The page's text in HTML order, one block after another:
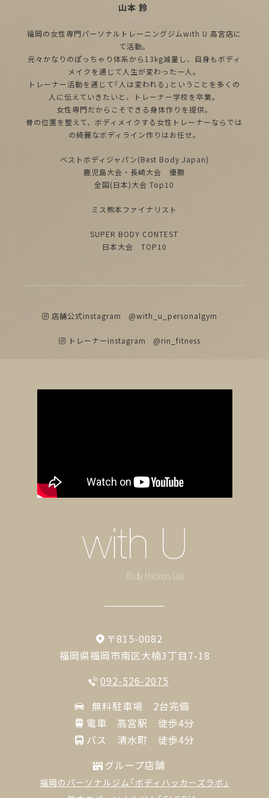
山本 鈴
福岡の女性専門パーソナルトレーニングジムwith U 高宮店に
て活動。
元々かなりのぽっちゃり体系から13kg減量し、自身もボディ
メイクを通じて人生が変わった一人。
トレーナー活動を通じて「人は変われる」ということを多くの
人に伝えていきたいと、トレーナー学校を卒業。
女性専門だからこそできる身体作りを提供。
骨の位置を整えて、ボディメイクする女性トレーナーならでは
の綺麗なボディライン作りはお任せ。
ベストボディジャパン(Best Body Japan)
鹿児島大会・長崎大会 優勝
全国(日本)大会 Top10
ミス熊本ファイナリスト
SUPER BODY CONTEST
日本大会 TOP10
店舗公式instagram @with_u_personalgym
トレーナーinstagram @rin_fitness
〒815-0082
福岡県福岡市南区大楠3丁目7-18
092-526-2075
無料駐車場 2台完備
電車 高宮駅 徒歩4分
バス 清水町 徒歩4分
グループ店舗
福岡のパーソナルジム「ボディハッカーズラボ」